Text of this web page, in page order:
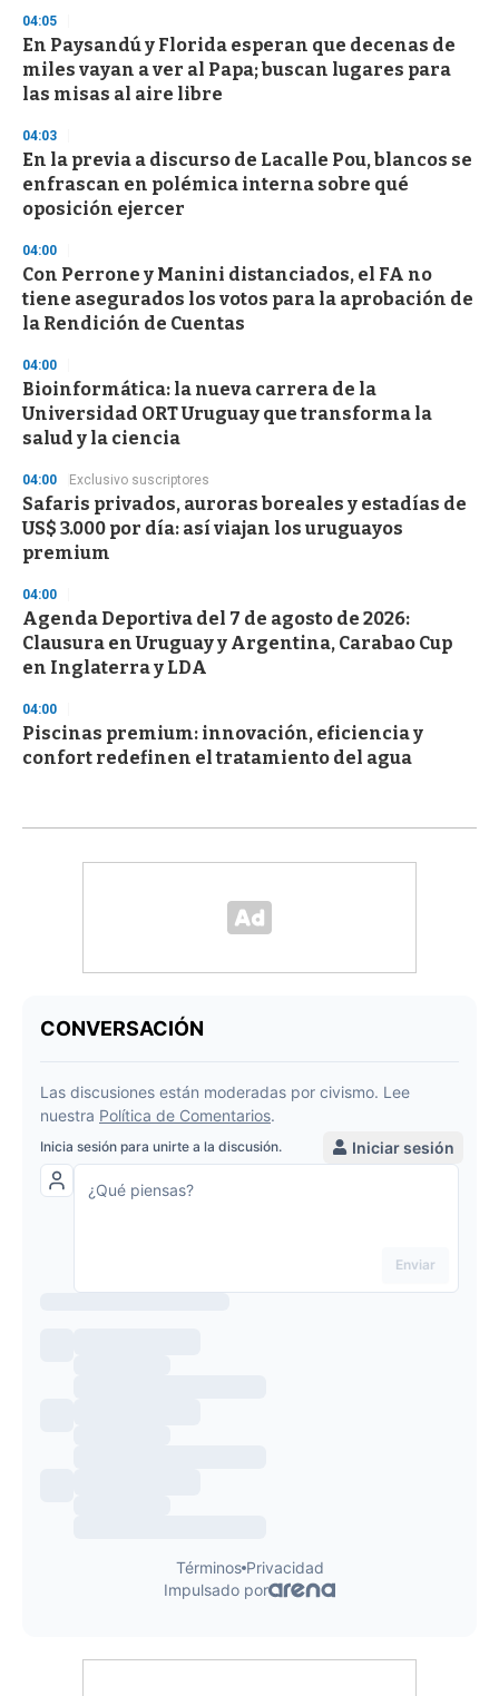
3
s
c
o
d
s
04:05
En Paysandú y Florida esperan que decenas de
miles vayan a ver al Papa; buscan lugares para
las misas al aire libre
04:03
En la previa a discurso de Lacalle Pou, blancos se
enfrascan en polémica interna sobre qué
oposición ejercer
04:00
Con Perrone y Manini distanciados, el FA no
tiene asegurados los votos para la aprobación de
la Rendición de Cuentas
04:00
Bioinformática: la nueva carrera de la
Universidad ORT Uruguay que transforma la
salud y la ciencia
04:00 Exclusivo suscriptores
Safaris privados, auroras boreales y estadías de
US$ 3.000 por día: así viajan los uruguayos
premium
04:00
Agenda Deportiva del 7 de agosto de 2026:
Clausura en Uruguay y Argentina, Carabao Cup
en Inglaterra y LDA
04:00
Piscinas premium: innovación, eficiencia y
confort redefinen el tratamiento del agua